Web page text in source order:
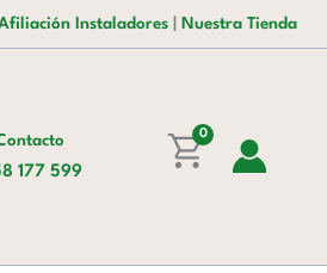
Instaladores Nuestra Tienda
177 599
0